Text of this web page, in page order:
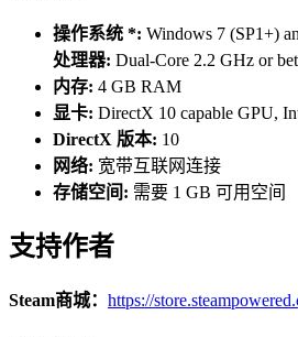
操作系统 *: Windows 7 (SP1+)
处理器: Dual-Core 2.2 GHz or
内存: 4 GB RAM
显卡: DirectX 10 capable GPU,
DirectX 版本: 10
网络: 宽带互联网连接
存储空间: 需要 1 GB 可用空间
支持作者
Steam商城： https://